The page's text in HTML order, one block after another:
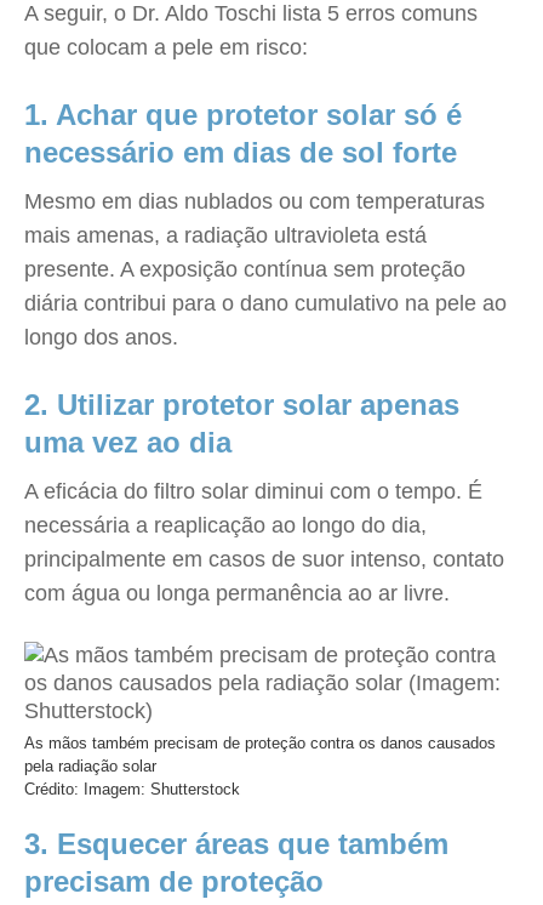
A seguir, o Dr. Aldo Toschi lista 5 erros comuns
que colocam a pele em risco:
1. Achar que protetor solar só é
necessário em dias de sol forte
Mesmo em dias nublados ou com temperaturas
mais amenas, a radiação ultravioleta está
presente. A exposição contínua sem proteção
diária contribui para o dano cumulativo na pele ao
longo dos anos.
2. Utilizar protetor solar apenas
uma vez ao dia
A eficácia do filtro solar diminui com o tempo. É
necessária a reaplicação ao longo do dia,
principalmente em casos de suor intenso, contato
com água ou longa permanência ao ar livre.
As mãos também precisam de proteção contra os danos causados
pela radiação solar
Crédito: Imagem: Shutterstock
3. Esquecer áreas que também
precisam de proteção